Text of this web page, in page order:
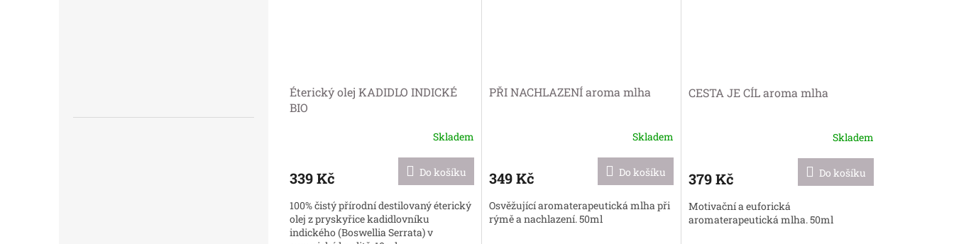
Éterický olej KADIDLO INDICKÉ
BIO
Skladem
339 Kč Do košíku
100% čistý přírodní destilovaný éterický
olej z pryskyřice kadidlovníku
indického (Boswellia Serrata) v
PŘI NACHLAZENÍ aroma mlha
Skladem
349 Kč Do košíku
Osvěžující aromaterapeutická mlha při
rýmě a nachlazení. 50ml
CESTA JE CÍL aroma mlha
Skladem
379 Kč Do košíku
Motivační a euforická
aromaterapeutická mlha. 50ml